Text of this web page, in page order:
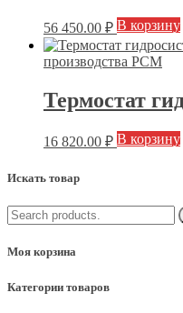
56 450.00 ₽ В корзину
Термостат
16 820.00 ₽ В корзину
Искать товар
Моя корзина
Категории товаров